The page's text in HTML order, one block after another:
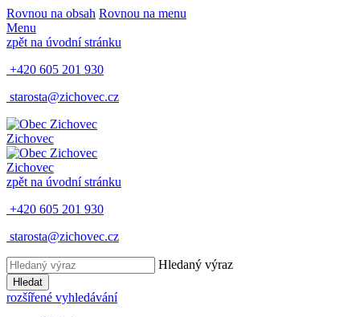
Rovnou na obsah Rovnou na menu
Menu
zpět na úvodní stránku
+420 605 201 930
starosta@zichovec.cz
Zichovec
Zichovec
zpět na úvodní stránku
+420 605 201 930
starosta@zichovec.cz
Hledaný výraz
Hledat
rozšířené vyhledávání